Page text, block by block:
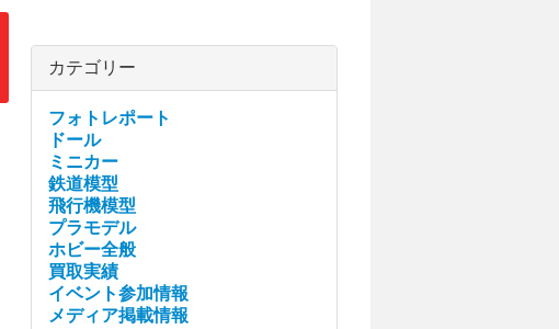
カテゴリー
フォトレポート
ドール
ミニカー
鉄道模型
飛行機模型
プラモデル
ホビー全般
買取実績
イベント参加情報
メディア掲載情報